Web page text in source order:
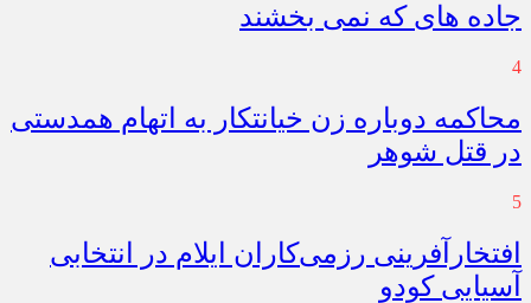
جاده های که نمی بخشند
4
محاکمه دوباره زن خیانتکار به اتهام همدستی
در قتل شوهر
5
افتخارآفرینی رزمی‌کاران ایلام در انتخابی
آسیایی کودو